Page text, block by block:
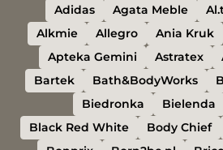
Adidas
Agata Meble
Alkmie
Allegro Ania Kruk
Apteka Gemini
Astratex
Bartek
Bath&BodyWorks
Biedronka
Bielenda
Black Red White
Body Chief